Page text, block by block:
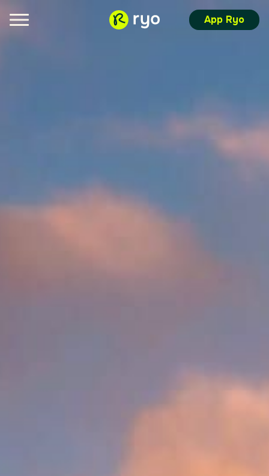
App Ryo